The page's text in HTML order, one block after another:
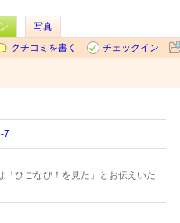
写真
クチコミを書く
チェックイン
7
ひごなび！を見た」とお伝えいた